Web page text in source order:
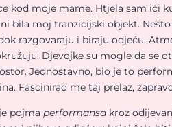
kod moje mame. Htjela sam ići
bila moj tranzicijski objekt.
razgovaraju i biraju odjeću.
Djevojke su mogle da se
Jednostavno, bio je to
Fascinirao me taj prelaz,
pojmaperformansa kroz